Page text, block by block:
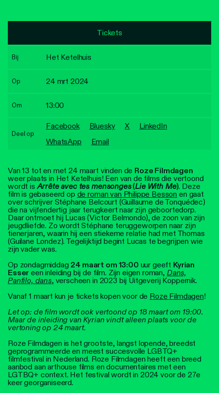
Van 13 tot en met 24 maart vinden de Roze Filmdagen
weer plaats in Het Ketelhuis! Een van de films die vertoond
wordt isArrête avec tes mensonges(Lie With Me). Deze
film is gebaseerd op de roman van Philippe Besson en gaat
over schrijver Stéphane Belcourt (Guillaume de Tonquédec)
die na vijfendertig jaar terugkeert naar zijn geboortedorp.
Daar ontmoet hij Lucas (Victor Belmondo), de zoon van zijn
jeugdliefde. Zo wordt Stéphane teruggeworpen naar zijn
tienerjaren, waarin hij een stiekeme relatie had met Thomas
(Guilane Londez). Tegelijktijd begint Lucas te begrijpen wie
zijn vader was.
Op zondagmiddag 24 maart om 13:00 uur geeft Kyrian
Esser een inleiding bij de film. Zijn eigen roman, Dans,
Panfilo, dans, verscheen in 2023 bij Uitgeverij Koppernik.
Vanaf 1 maart kun je tickets kopen voor de Roze Filmdagen!
Let op: de film wordt ook vertoond op 18 maart om 19:00.
Maar de inleiding van Kyrian vindt alleen plaats voor de
vertoning op 24 maart.
Roze Filmdagen is het grootste, langst lopende, breedst
geprogrammeerde en meest succesvolle LGBTQ+
filmfestival in Nederland. Roze Filmdagen heeft een breed
aanbod aan arthouse films en documentaires met een
LGTBQ+ context. Het festival wordt in 2024 voor de 27e
keer georganiseerd.
Tickets
Bij Het Ketelhuis
Op 24 mrt 2024
Om 13:00
Deel op
Facebook Bluesky X
LinkedIn
WhatsApp
Email
Toegankelijkheid
Stadsdichter